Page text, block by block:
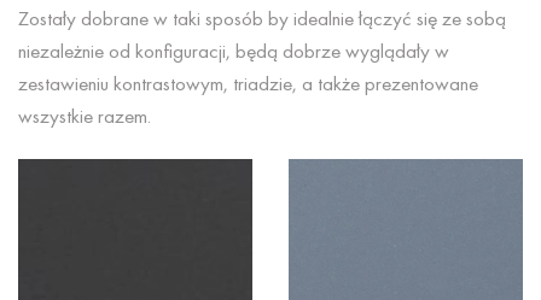
Zostały dobrane w taki sposób by idealnie łączyć się ze sobą
niezależnie od konfiguracji, będą dobrze wyglądały w
zestawieniu kontrastowym, triadzie, a także prezentowane
wszystkie razem.